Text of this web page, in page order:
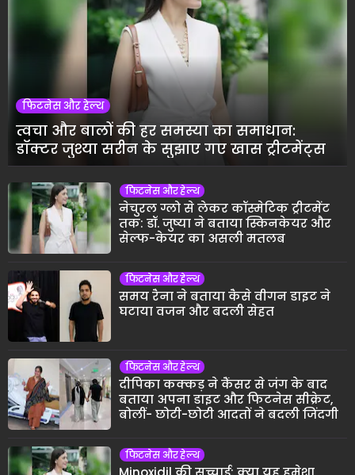
फिटनेस और हेल्थ
त्वचा और बालों की हर समस्या का समाधान:
डॉक्टर जुश्या सरीन के सुझाए गए खास ट्रीटमेंट्स
फिटनेस और हेल्थ
नेचुरल ग्लो से लेकर कॉस्मेटिक ट्रीटमेंट
तक: डॉ. जुष्या ने बताया स्किनकेयर और
सेल्फ-केयर का असली मतलब
फिटनेस और हेल्थ
समय रैना ने बताया कैसे वीगन डाइट ने
घटाया वजन और बदली सेहत
फिटनेस और हेल्थ
दीपिका कक्कड़ ने कैंसर से जंग के बाद
बताया अपना डाइट और फिटनेस सीक्रेट,
बोलीं- छोटी-छोटी आदतों ने बदली जिंदगी
फिटनेस और हेल्थ